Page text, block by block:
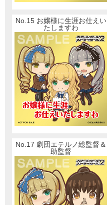
No.15 お嬢様に生涯お仕えい
たしますわ
No.17 劇団エテルノ総監督＆
助監督